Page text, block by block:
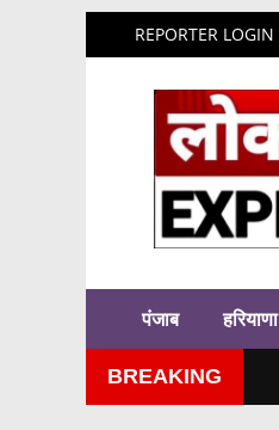
REPORTER LOGIN
पंजाब हरियाणा
BREAKING